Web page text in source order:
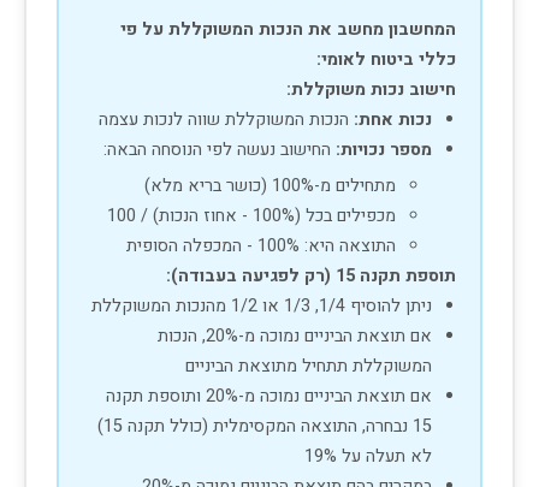
המחשבון מחשב את הנכות המשוקללת על פי
כללי ביטוח לאומי:
חישוב נכות משוקללת:
נכות אחת: הנכות המשוקללת שווה לנכות עצמה
מספר נכויות: החישוב נעשה לפי הנוסחה הבאה:
מתחילים מ-100% (כושר בריא מלא)
מכפילים בכל (100% - אחוז הנכות) / 100
התוצאה היא: 100% - המכפלה הסופית
תוספת תקנה 15 (רק לפגיעה בעבודה):
ניתן להוסיף 1/4, 1/3 או 1/2 מהנכות המשוקללת
אם תוצאת הביניים נמוכה מ-20%, הנכות
המשוקללת תתחיל מתוצאת הביניים
אם תוצאת הביניים נמוכה מ-20% ותוספת תקנה
15 נבחרה, התוצאה המקסימלית (כולל תקנה 15)
לא תעלה על 19%